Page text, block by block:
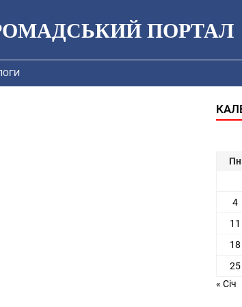
ПОРТАЛ
Пн
4
11
18
25
« Січ